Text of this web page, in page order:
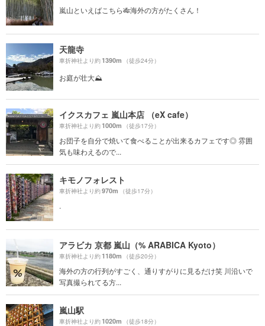
嵐山といえばこちら🎋海外の方がたくさん！
天龍寺
車折神社より約1390m （徒歩24分）
お庭が壮大⛰️
イクスカフェ 嵐山本店 （eX cafe）
車折神社より約1000m （徒歩17分）
お団子を自分で焼いて食べることが出来るカフェです◎ 雰囲
気も味わえるので...
キモノフォレスト
車折神社より約970m （徒歩17分）
.
アラビカ 京都 嵐山（% ARABICA Kyoto）
車折神社より約1180m （徒歩20分）
海外の方の行列がすごく、通りすがりに見るだけ笑 川沿いで
写真撮られてる方...
嵐山駅
車折神社より約1020m （徒歩18分）